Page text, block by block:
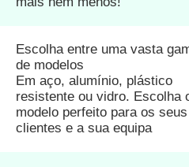
Escolha entre uma vasta
de modelos
Em aço, alumínio, plástico
resistente ou vidro. Escolha
modelo perfeito para os seus
clientes e a sua equipa